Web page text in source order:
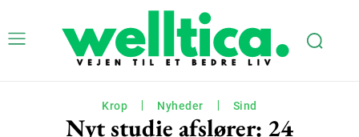
Krop Nyheder Sind
Nyt studie afslører: 24